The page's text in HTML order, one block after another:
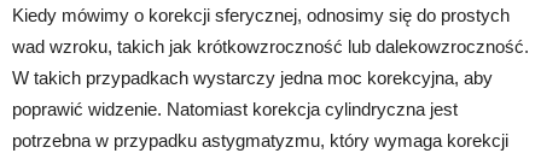
Kiedy mówimy o korekcji sferycznej, odnosimy się do prostych
wad wzroku, takich jak krótkowzroczność lub dalekowzroczność.
W takich przypadkach wystarczy jedna moc korekcyjna, aby
poprawić widzenie. Natomiast korekcja cylindryczna jest
potrzebna w przypadku astygmatyzmu, który wymaga korekcji